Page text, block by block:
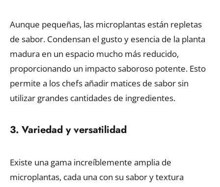
Aunque pequeñas, las microplantas están repletas
de sabor. Condensan el gusto y esencia de la planta
madura en un espacio mucho más reducido,
proporcionando un impacto saboroso potente. Esto
permite a los chefs añadir matices de sabor sin
utilizar grandes cantidades de ingredientes.
3. Variedad y versatilidad
Existe una gama increíblemente amplia de
microplantas, cada una con su sabor y textura